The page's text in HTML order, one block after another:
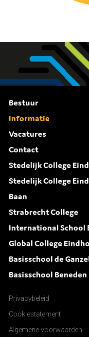
Bestuur
Informatie
Vacatures
Contact
Stedelijk College
Stedelijk College
Baan
Strabrecht College
International School
Global College
Basisschool de
Basisschool
Privacybeleid
Cookiestatement
Algemene voorwaarden